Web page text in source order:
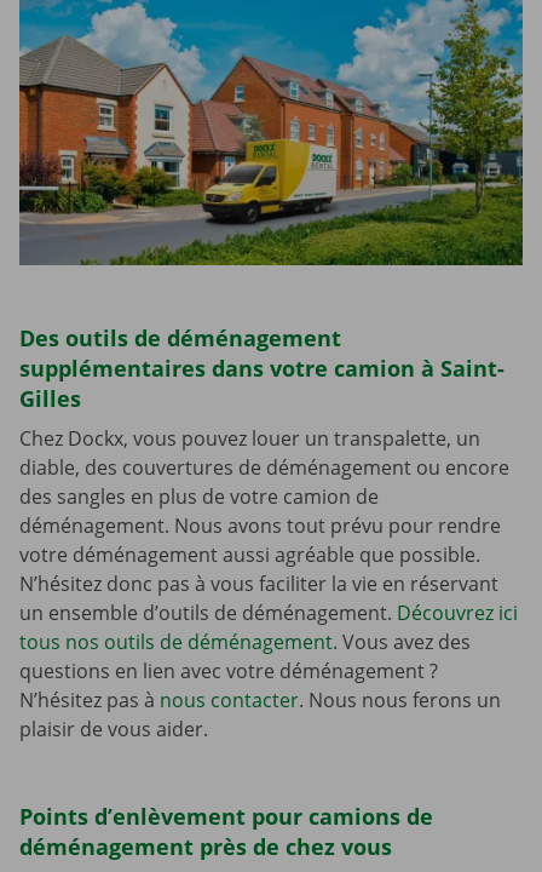
Des outils de déménagement
supplémentaires dans votre camion à Saint-
Gilles
Chez Dockx, vous pouvez louer un transpalette, un
diable, des couvertures de déménagement ou encore
des sangles en plus de votre camion de
déménagement. Nous avons tout prévu pour rendre
votre déménagement aussi agréable que possible.
N’hésitez donc pas à vous faciliter la vie en réservant
un ensemble d’outils de déménagement. Découvrez ici
tous nos outils de déménagement. Vous avez des
questions en lien avec votre déménagement ?
N’hésitez pas à nous contacter. Nous nous ferons un
plaisir de vous aider.
Points d’enlèvement pour camions de
déménagement près de chez vous